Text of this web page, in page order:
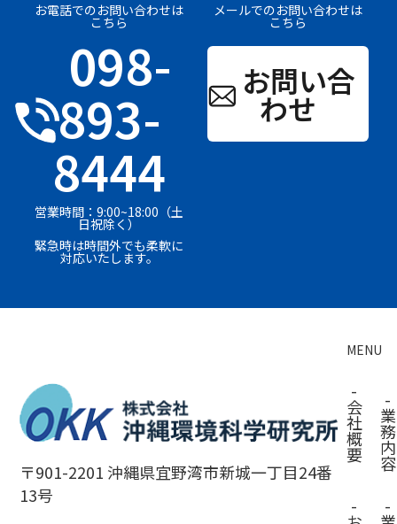
お電話でのお問い合わせは
こちら
098-
893-
8444
営業時間：9:00~18:00（土
日祝除く）
緊急時は時間外でも柔軟に
対応いたします。
メールでのお問い合わせは
こちら
お問い合
わせ
〒901-2201 沖縄県宜野湾市新城一丁目24番
13号
MENU
-
会
社
概
要
-
業
務
内
容
-
-